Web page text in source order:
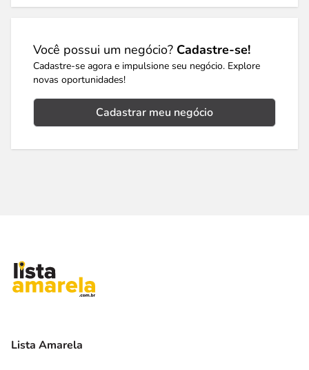
Você possui um negócio? Cadastre-se!
Cadastre-se agora e impulsione seu negócio. Explore
novas oportunidades!
Cadastrar meu negócio
Lista Amarela